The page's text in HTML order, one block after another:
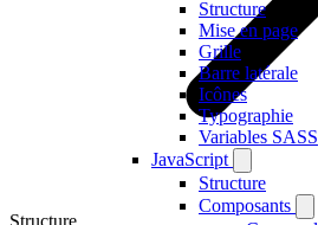
Structure
Mise en page
Grille
Barre latérale
Icônes
Typographie
Variables SASS
JavaScript
Structure
Composants
Structure